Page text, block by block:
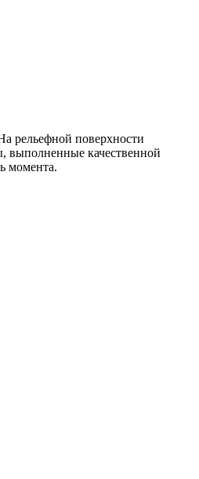
рельефной поверхности
выполненные качественной
момента.